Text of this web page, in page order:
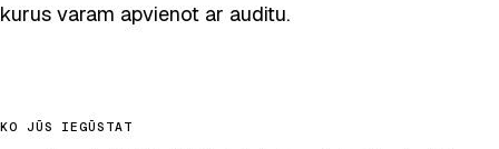
kurus varam apvienot ar auditu.
KO JŪS IEGŪSTAT